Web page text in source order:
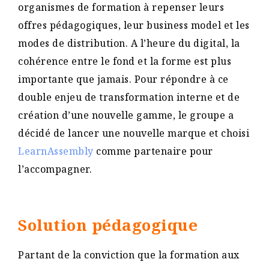
organismes de formation à repenser leurs
offres pédagogiques, leur business model et les
modes de distribution. A l’heure du digital, la
cohérence entre le fond et la forme est plus
importante que jamais. Pour répondre à ce
double enjeu de transformation interne et de
création d’une nouvelle gamme, le groupe a
décidé de lancer une nouvelle marque et choisi
LearnAssembly comme partenaire pour
l’accompagner.
Solution pédagogique
Partant de la conviction que la formation aux